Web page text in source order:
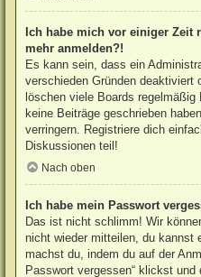
Ich habe mich vor einiger
mehr anmelden?!
Es kann sein, dass ein
verschieden Gründen deaktiviert
löschen viele Boards
keine Beiträge geschrieben
verringern. Registriere dich
Diskussionen teil!
Nach oben
Ich habe mein Passwort
Das ist nicht schlimm! Wir
nicht wieder mitteilen, du kannst
machst du, indem du auf der
Passwort vergessen“ klickst